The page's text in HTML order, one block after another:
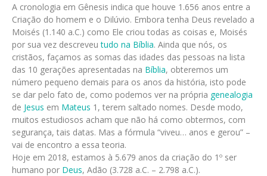
A cronologia em Gênesis indica que houve 1.656 anos entre a
Criação do homem e o Dilúvio. Embora tenha Deus revelado a
Moisés (1.140 a.C.) como Ele criou todas as coisas e, Moisés
por sua vez descreveutudo na Bíblia. Ainda que nós, os
cristãos, façamos as somas das idades das pessoas na lista
das 10 gerações apresentadas na Bíblia, obteremos um
número pequeno demais para os anos da história, isto pode
se dar pelo fato de, como podemos ver na própria genealogia
de Jesus em Mateus 1, terem saltado nomes. Desde modo,
muitos estudiosos acham que não há como obtermos, com
segurança, tais datas. Mas a fórmula “viveu… anos e gerou” –
vai de encontro a essa teoria.
Hoje em 2018, estamos à 5.679 anos da criação do 1º ser
humano por Deus, Adão (3.728 a.C. – 2.798 a.C.).